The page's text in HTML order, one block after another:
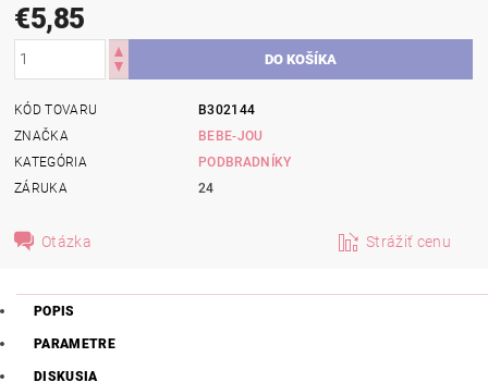
€5,85
KÓD TOVARU
B302144
ZNAČKA
BEBE-JOU
KATEGÓRIA
PODBRADNÍKY
ZÁRUKA
24
Otázka Strážiť cenu
POPIS
PARAMETRE
DISKUSIA